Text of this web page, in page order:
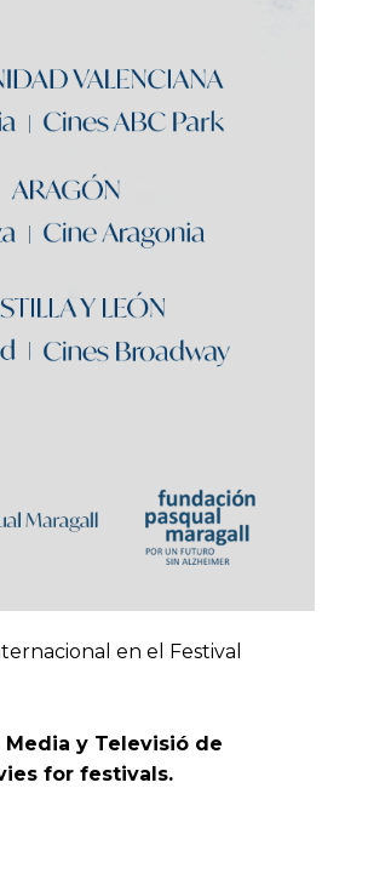
en el Festival
y Televisió de
for festivals.